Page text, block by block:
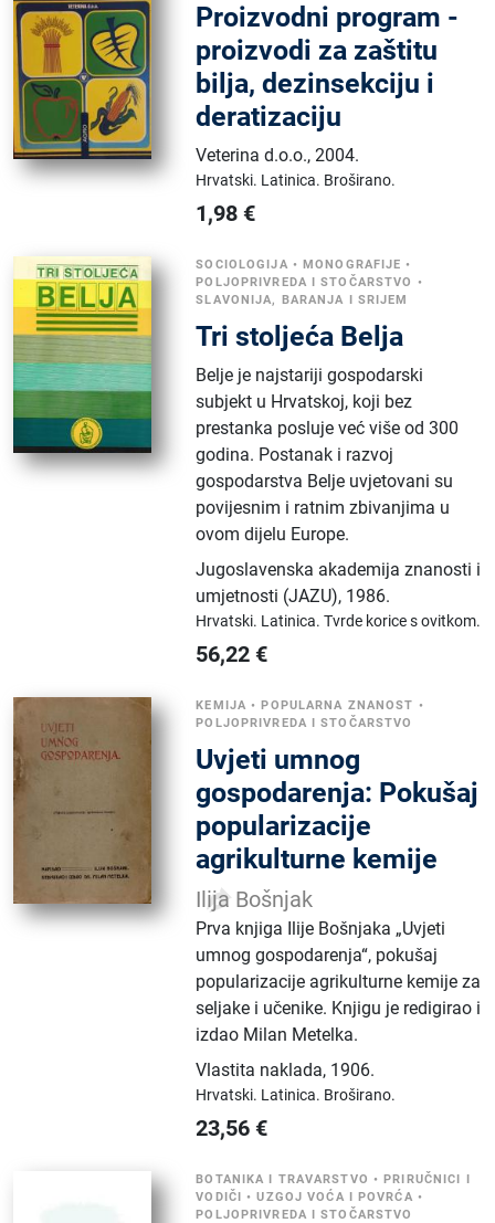
Proizvodni program -
proizvodi za zaštitu
bilja, dezinsekciju i
deratizaciju
Veterina d.o.o.,2004.
Hrvatski. Latinica. Broširano.
1,98 €
SOCIOLOGIJA •MONOGRAFIJE •
POLJOPRIVREDA I STOČARSTVO •
SLAVONIJA, BARANJA I SRIJEM
Tri stoljeća Belja
Belje je najstariji gospodarski
subjekt u Hrvatskoj, koji bez
prestanka posluje već više od 300
godina. Postanak i razvoj
gospodarstva Belje uvjetovani su
povijesnim i ratnim zbivanjima u
ovom dijelu Europe.
Jugoslavenska akademija znanosti i
umjetnosti (JAZU), 1986.
Hrvatski. Latinica.Tvrde korice s ovitkom.
56,22 €
KEMIJA •POPULARNA ZNANOST •
POLJOPRIVREDA I STOČARSTVO
Uvjeti umnog
gospodarenja: Pokušaj
popularizacije
agrikulturne kemije
Ilija Bošnjak
Prva knjiga Ilije Bošnjaka „Uvjeti
umnog gospodarenja“, pokušaj
popularizacije agrikulturne kemije za
seljake i učenike. Knjigu je redigirao i
izdao Milan Metelka.
Vlastita naklada, 1906.
Hrvatski. Latinica. Broširano.
23,56 €
BOTANIKA I TRAVARSTVO •PRIRUČNICI I
VODIČI •UZGOJ VOĆA I POVRĆA •
POLJOPRIVREDA I STOČARSTVO